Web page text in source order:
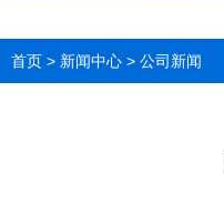
首页 > 新闻中心 > 公司新闻